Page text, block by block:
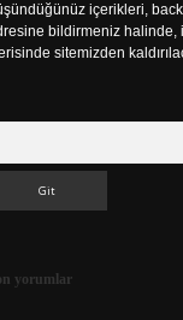
içerikleri,
bildirmeniz halinde,
sitemizden
yorumlar